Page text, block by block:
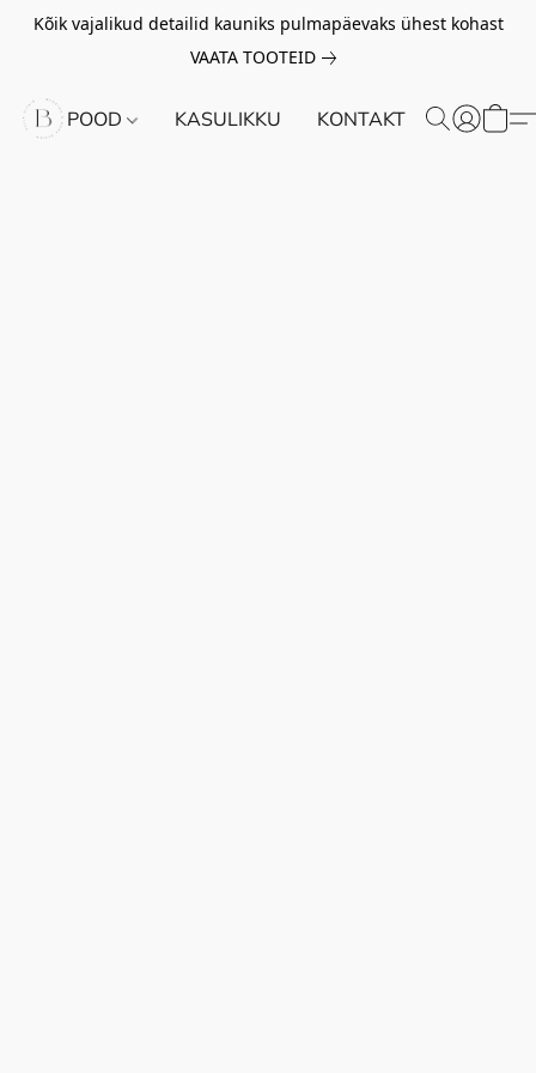
Kõik vajalikud detailid kauniks pulmapäevaks ühest kohast
VAATA TOOTEID
POOD KASULIKKU KONTAKT